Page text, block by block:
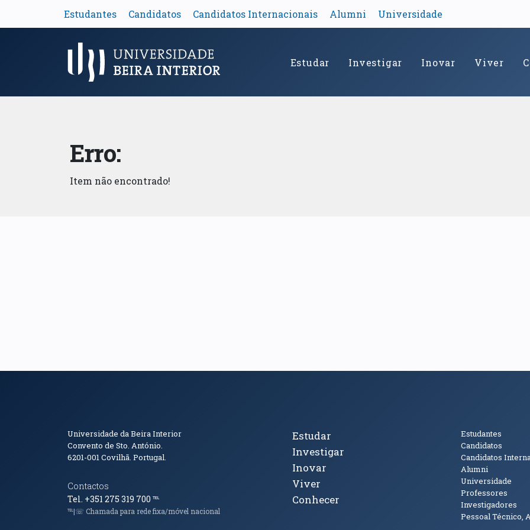
Estudantes Candidatos Candidatos Internacionais Alumni Universidade
Menu Principal Estudar Investigar Inovar Viver
Erro:
Item não encontrado!
Informações de Contacto
Universidade da Beira Interior
Convento de Sto. António.
6201-001Covilhã. Portugal.
Contactos
Tel. +351 275 319 700 ℡
℡|☏ Chamada para rede fixa/móvel nacional
Tópicos Principais
Estudar
Investigar
Inovar
Viver
Conhecer
Públicos
Estudantes
Candidatos
Candidatos
Alumni
Universidade
Professores
Investigadores
Pessoal Técnico,